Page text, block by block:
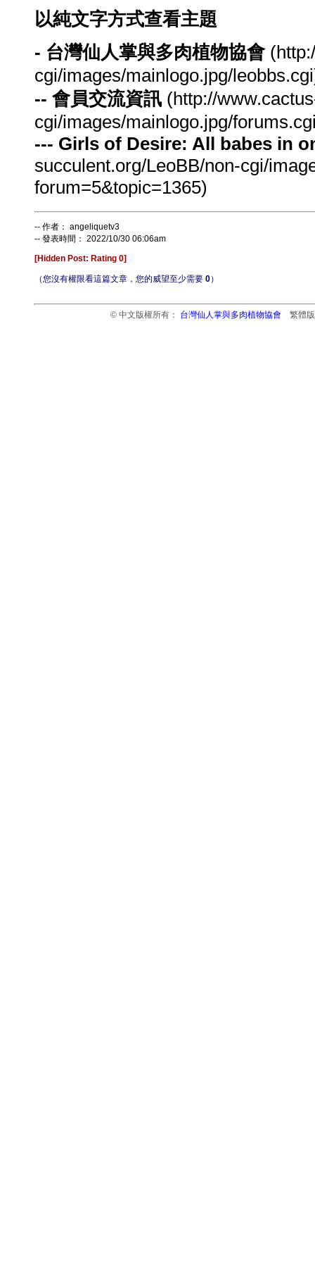
以純文字方式查看主題
- 台灣仙人掌與多肉植物協會
cgi/images/mainlogo.jpg/
-- 會員交流資訊 (http://
cgi/images/mainlogo.jpg/
--- Girls of Desire: All babes in
succulent.org/LeoBB/non-cgi/
forum=5&topic=1365)
-- 作者： angeliquetv3
-- 發表時間： 2022/10/30 06:06am
[Hidden Post: Rating 0]
（您沒有權限看這篇文章，您的威望至少需要 0）
© 中文版權所有： 台灣仙人掌與多肉植物協會 繁體版